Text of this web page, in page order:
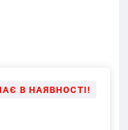
В НАЯВНОСТІ!